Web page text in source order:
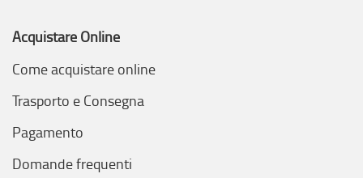
Acquistare Online
Come acquistare online
Trasporto e Consegna
Pagamento
Domande frequenti